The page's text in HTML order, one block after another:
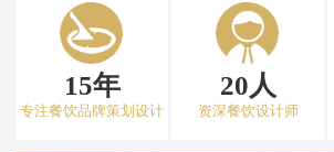
15年
专注餐饮品牌策划设计
20人
资深餐饮设计师